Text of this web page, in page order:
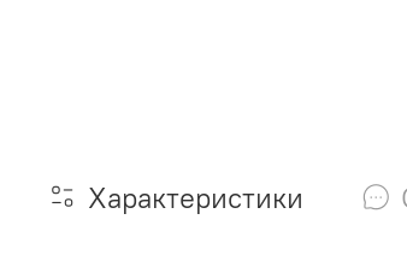
Характеристики